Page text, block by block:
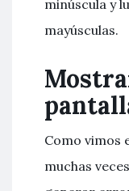
minúscula y
mayúsculas.
Como vimos
muchas